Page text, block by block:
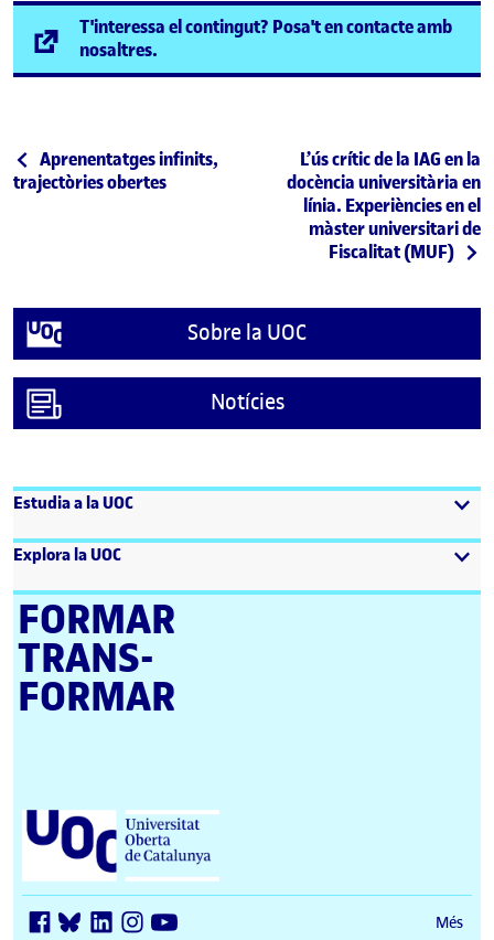
T'interessa el contingut? Posa't en contacte amb
nosaltres.
Navegació d'entrades
Entrada anterior
Aprenentatges infinits,
trajectòries obertes
Entrada següent
L’ús crític de la IAG en la
docència universitària en
línia. Experiències en el
màster universitari de
Fiscalitat (MUF)
Sobre la UOC
Notícies
Estudia a la UOC
Explora la UOC
FORMAR
TRANS­
FORMAR
Universitat Oberta de Catalunya (UOC)
Més